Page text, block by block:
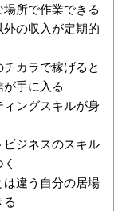
場所で作業できる
外の収入が定期的
チカラで稼げると
が手に入る
ィングスキルが身
ビジネスのスキル
は違う自分の居場
る